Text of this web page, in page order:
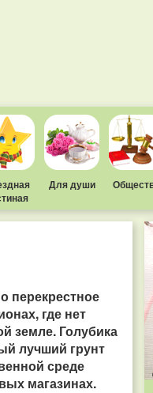
Для души
перекрестное
где нет
земле. Голубика
лучший грунт
среде
магазинах.